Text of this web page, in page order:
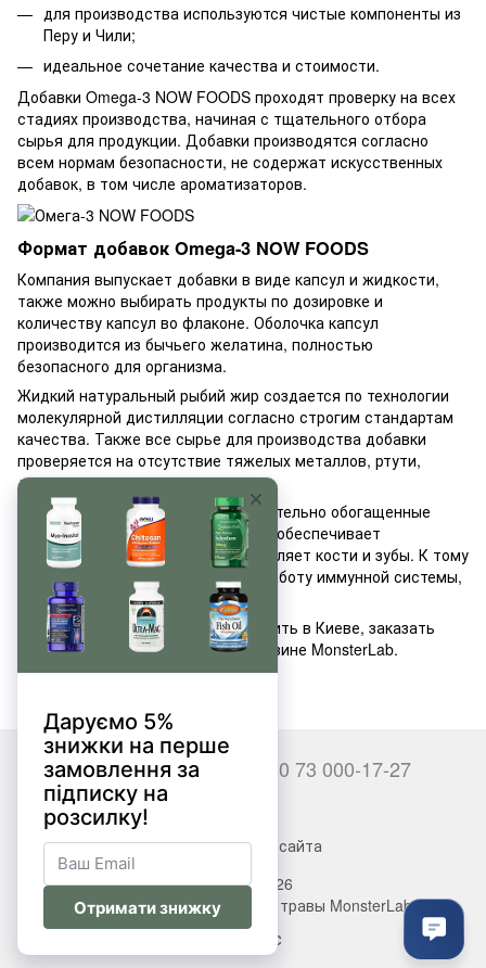
для производства используются чистые компоненты из
Перу и Чили;
идеальное сочетание качества и стоимости.
Добавки Omega-3 NOW FOODS проходят проверку на всех
стадиях производства, начиная с тщательного отбора
сырья для продукции. Добавки производятся согласно
всем нормам безопасности, не содержат искусственных
добавок, в том числе ароматизаторов.
Формат добавок Omega-3 NOW FOODS
Компания выпускает добавки в виде капсул и жидкости,
также можно выбирать продукты по дозировке и
количеству капсул во флаконе. Оболочка капсул
производится из бычьего желатина, полностью
безопасного для организма.
Жидкий натуральный рыбий жир создается по технологии
молекулярной дистилляции согласно строгим стандартам
качества. Также все сырье для производства добавки
проверяется на отсутствие тяжелых металлов, ртути,
диоксинов.
Также доступны добавки, дополнительно обогащенные
витамином D3 — такое сочетание обеспечивает
правильное формирование и укрепляет кости и зубы. К тому
же, такая комбинация улучшает работу иммунной системы,
секрецию инсулина.
Кислоты Омега 3 NOW FOODS купить в Киеве, заказать
онлайн вам всегда помогут в магазине MonsterLab.
+380 66 000-17-27 +380 73 000-17-27
Полная версия сайта
© 2017—2026
Витамины, БАДы, добавки, травы MonsterLab
Рус